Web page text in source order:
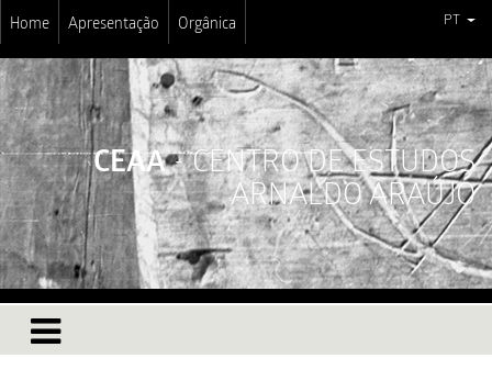
Home Apresentação Orgânica PT
CEAA- CENTRO DE ESTUDOS
ARNALDO ARAÚJO